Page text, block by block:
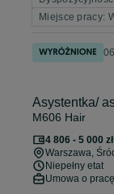
Miejsce pracy:
Asystentka/
M606 Hair
4 806 - 5 000
Warszawa,
Niepełny etat
Umowa o